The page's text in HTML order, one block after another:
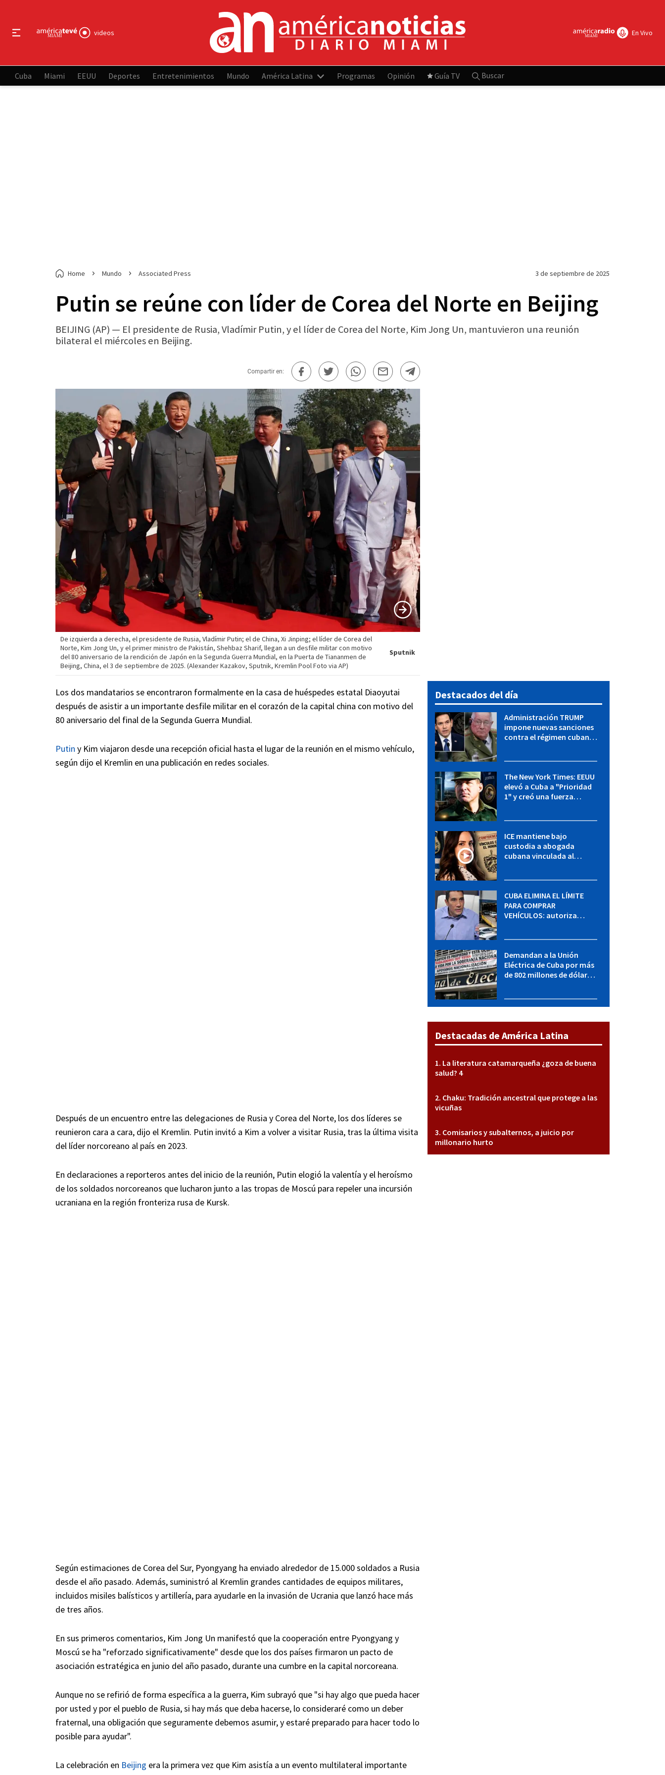
videos En Vivo
Cuba Miami EEUU Deportes Entretenimientos Mundo América Latina Programas Opinión Guía TV Buscar
Home Mundo Associated Press 3 de septiembre de 2025
Putin se reúne con líder de Corea del Norte en Beijing
BEIJING (AP) — El presidente de Rusia, Vladímir Putin, y el líder de Corea del Norte, Kim Jong Un, mantuvieron una reunión
bilateral el miércoles en Beijing.
Compartir en:
De izquierda a derecha, el presidente de Rusia, Vladímir Putin; el de China, Xi Jinping; el líder de Corea del
Norte, Kim Jong Un, y el primer ministro de Pakistán, Shehbaz Sharif, llegan a un desfile militar con motivo
del 80 aniversario de la rendición de Japón en la Segunda Guerra Mundial, en la Puerta de Tiananmen de
Beijing, China, el 3 de septiembre de 2025. (Alexander Kazakov, Sputnik, Kremlin Pool Foto via AP)
Sputnik
Los dos mandatarios se encontraron formalmente en la casa de huéspedes estatal Diaoyutai
después de asistir a un importante desfile militar en el corazón de la capital china con motivo del
80 aniversario del final de la Segunda Guerra Mundial.
Putin y Kim viajaron desde una recepción oficial hasta el lugar de la reunión en el mismo vehículo,
según dijo el Kremlin en una publicación en redes sociales.
Después de un encuentro entre las delegaciones de Rusia y Corea del Norte, los dos líderes se
reunieron cara a cara, dijo el Kremlin. Putin invitó a Kim a volver a visitar Rusia, tras la última visita
del líder norcoreano al país en 2023.
En declaraciones a reporteros antes del inicio de la reunión, Putin elogió la valentía y el heroísmo
de los soldados norcoreanos que lucharon junto a las tropas de Moscú para repeler una incursión
ucraniana en la región fronteriza rusa de Kursk.
Según estimaciones de Corea del Sur, Pyongyang ha enviado alrededor de 15.000 soldados a Rusia
desde el año pasado. Además, suministró al Kremlin grandes cantidades de equipos militares,
incluidos misiles balísticos y artillería, para ayudarle en la invasión de Ucrania que lanzó hace más
de tres años.
En sus primeros comentarios, Kim Jong Un manifestó que la cooperación entre Pyongyang y
Moscú se ha "reforzado significativamente" desde que los dos países firmaron un pacto de
asociación estratégica en junio del año pasado, durante una cumbre en la capital norcoreana.
Aunque no se refirió de forma específica a la guerra, Kim subrayó que "si hay algo que pueda hacer
por usted y por el pueblo de Rusia, si hay más que deba hacerse, lo consideraré como un deber
fraternal, una obligación que seguramente debemos asumir, y estaré preparado para hacer todo lo
posible para ayudar".
La celebración en Beijing era la primera vez que Kim asistía a un evento multilateral importante
Destacados del día
Administración TRUMP
impone nuevas sanciones
contra el régimen cubano:
The New York Times: EEUU
elevó a Cuba a "Prioridad
1" y creó una fuerza
ICE mantiene bajo
custodia a abogada
cubana vinculada al
CUBA ELIMINA EL LÍMITE
PARA COMPRAR
VEHÍCULOS: autoriza
Demandan a la Unión
Eléctrica de Cuba por más
de 802 millones de dólares
Destacadas de América Latina
La literatura catamarqueña ¿goza de buena
salud? 4
Chaku: Tradición ancestral que protege a las
vicuñas
Comisarios y subalternos, a juicio por
millonario hurto